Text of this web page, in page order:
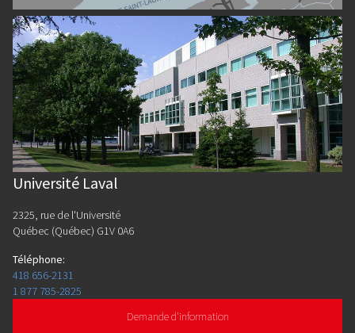
Université Laval
2325, rue de l'Université
Québec (Québec) G1V 0A6
Téléphone:
418 656-2131
1 877 785-2825
Demande d'information